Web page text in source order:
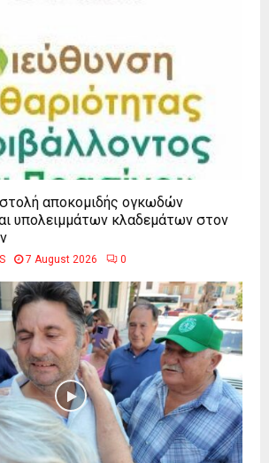
αποκομιδής ογκωδών
υπολειμμάτων κλαδεμάτων στον
7 August 2026 0